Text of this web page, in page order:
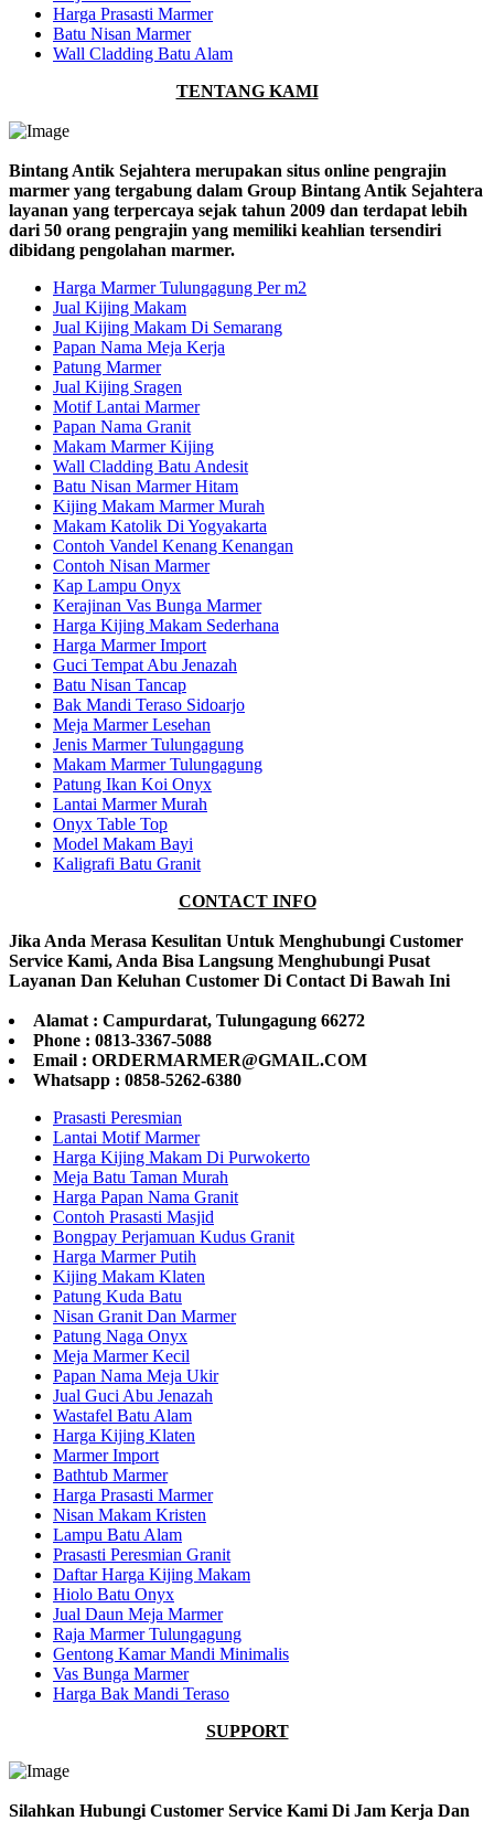
Harga Prasasti Marmer
Batu Nisan Marmer
Wall Cladding Batu Alam
TENTANG KAMI
Bintang Antik Sejahtera merupakan situs online pengrajin
marmer yang tergabung dalam Group Bintang Antik Sejahtera
layanan yang terpercaya sejak tahun 2009 dan terdapat lebih
dari 50 orang pengrajin yang memiliki keahlian tersendiri
dibidang pengolahan marmer.
Harga Marmer Tulungagung Per m2
Jual Kijing Makam
Jual Kijing Makam Di Semarang
Papan Nama Meja Kerja
Patung Marmer
Jual Kijing Sragen
Motif Lantai Marmer
Papan Nama Granit
Makam Marmer Kijing
Wall Cladding Batu Andesit
Batu Nisan Marmer Hitam
Kijing Makam Marmer Murah
Makam Katolik Di Yogyakarta
Contoh Vandel Kenang Kenangan
Contoh Nisan Marmer
Kap Lampu Onyx
Kerajinan Vas Bunga Marmer
Harga Kijing Makam Sederhana
Harga Marmer Import
Guci Tempat Abu Jenazah
Batu Nisan Tancap
Bak Mandi Teraso Sidoarjo
Meja Marmer Lesehan
Jenis Marmer Tulungagung
Makam Marmer Tulungagung
Patung Ikan Koi Onyx
Lantai Marmer Murah
Onyx Table Top
Model Makam Bayi
Kaligrafi Batu Granit
CONTACT INFO
Jika Anda Merasa Kesulitan Untuk Menghubungi Customer
Service Kami, Anda Bisa Langsung Menghubungi Pusat
Layanan Dan Keluhan Customer Di Contact Di Bawah Ini
Alamat : Campurdarat, Tulungagung 66272
Phone : 0813-3367-5088
Email : ORDERMARMER@GMAIL.COM
Whatsapp : 0858-5262-6380
Prasasti Peresmian
Lantai Motif Marmer
Harga Kijing Makam Di Purwokerto
Meja Batu Taman Murah
Harga Papan Nama Granit
Contoh Prasasti Masjid
Bongpay Perjamuan Kudus Granit
Harga Marmer Putih
Kijing Makam Klaten
Patung Kuda Batu
Nisan Granit Dan Marmer
Patung Naga Onyx
Meja Marmer Kecil
Papan Nama Meja Ukir
Jual Guci Abu Jenazah
Wastafel Batu Alam
Harga Kijing Klaten
Marmer Import
Bathtub Marmer
Harga Prasasti Marmer
Nisan Makam Kristen
Lampu Batu Alam
Prasasti Peresmian Granit
Daftar Harga Kijing Makam
Hiolo Batu Onyx
Jual Daun Meja Marmer
Raja Marmer Tulungagung
Gentong Kamar Mandi Minimalis
Vas Bunga Marmer
Harga Bak Mandi Teraso
SUPPORT
Silahkan Hubungi Customer Service Kami Di Jam Kerja Dan